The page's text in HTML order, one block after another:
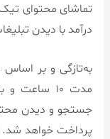
تماشای محتوای
درآمد با دیدن
به‌تازگی و بر
مدت ۱۰
پرداخت خواهد شد.